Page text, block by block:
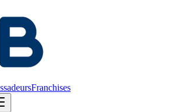
Franchises